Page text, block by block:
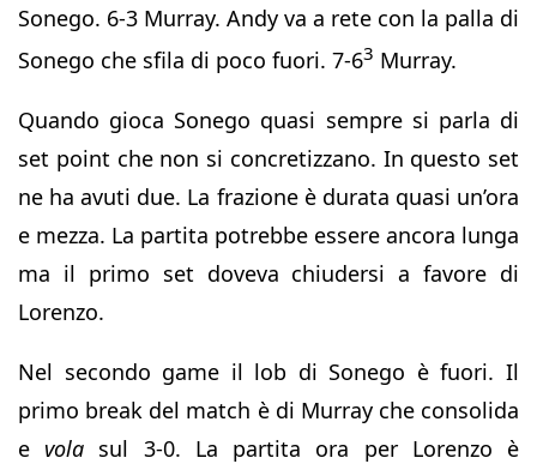
Sonego. 6-3 Murray. Andy va a rete con la palla di
Sonego che sfila di poco fuori. 7-63 Murray.
Quando gioca Sonego quasi sempre si parla di
set point che non si concretizzano. In questo set
ne ha avuti due. La frazione è durata quasi un’ora
e mezza. La partita potrebbe essere ancora lunga
ma il primo set doveva chiudersi a favore di
Lorenzo.
Nel secondo game il lob di Sonego è fuori. Il
primo break del match è di Murray che consolida
e vola sul 3-0. La partita ora per Lorenzo è